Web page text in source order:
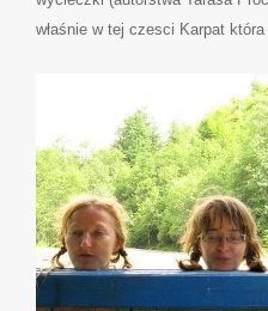
właśnie w tej czesci Karpat która